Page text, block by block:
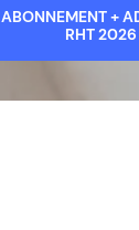
ABONNEMENT +
RHT 2026